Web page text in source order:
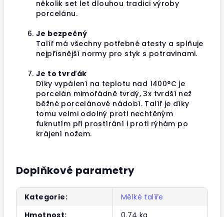
několik set let dlouhou tradici výroby
porcelánu.
Je bezpečný
Talíř má všechny potřebné atesty a splňuje
nejpřísnější normy pro styk s potravinami.
Je to tvrďák
Díky vypálení na teplotu nad 1400°C je
porcelán mimořádně tvrdý, 3x tvrdší než
běžné porcelánové nádobí. Talíř je díky
tomu velmi odolný proti nechtěným
ťuknutím při prostírání i proti rýhám po
krájení nožem.
Doplňkové parametry
Kategorie:
Mělké talíře
Hmotnost:
0.74 kg